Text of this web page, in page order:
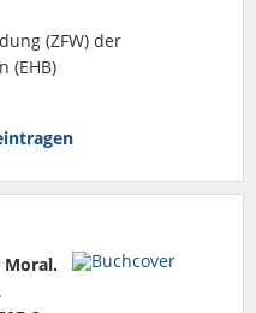
(ZFW) der
(EHB)
Moral.